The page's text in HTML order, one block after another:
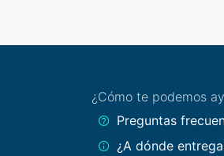
¿Cómo te podemos
Preguntas
¿A dónde